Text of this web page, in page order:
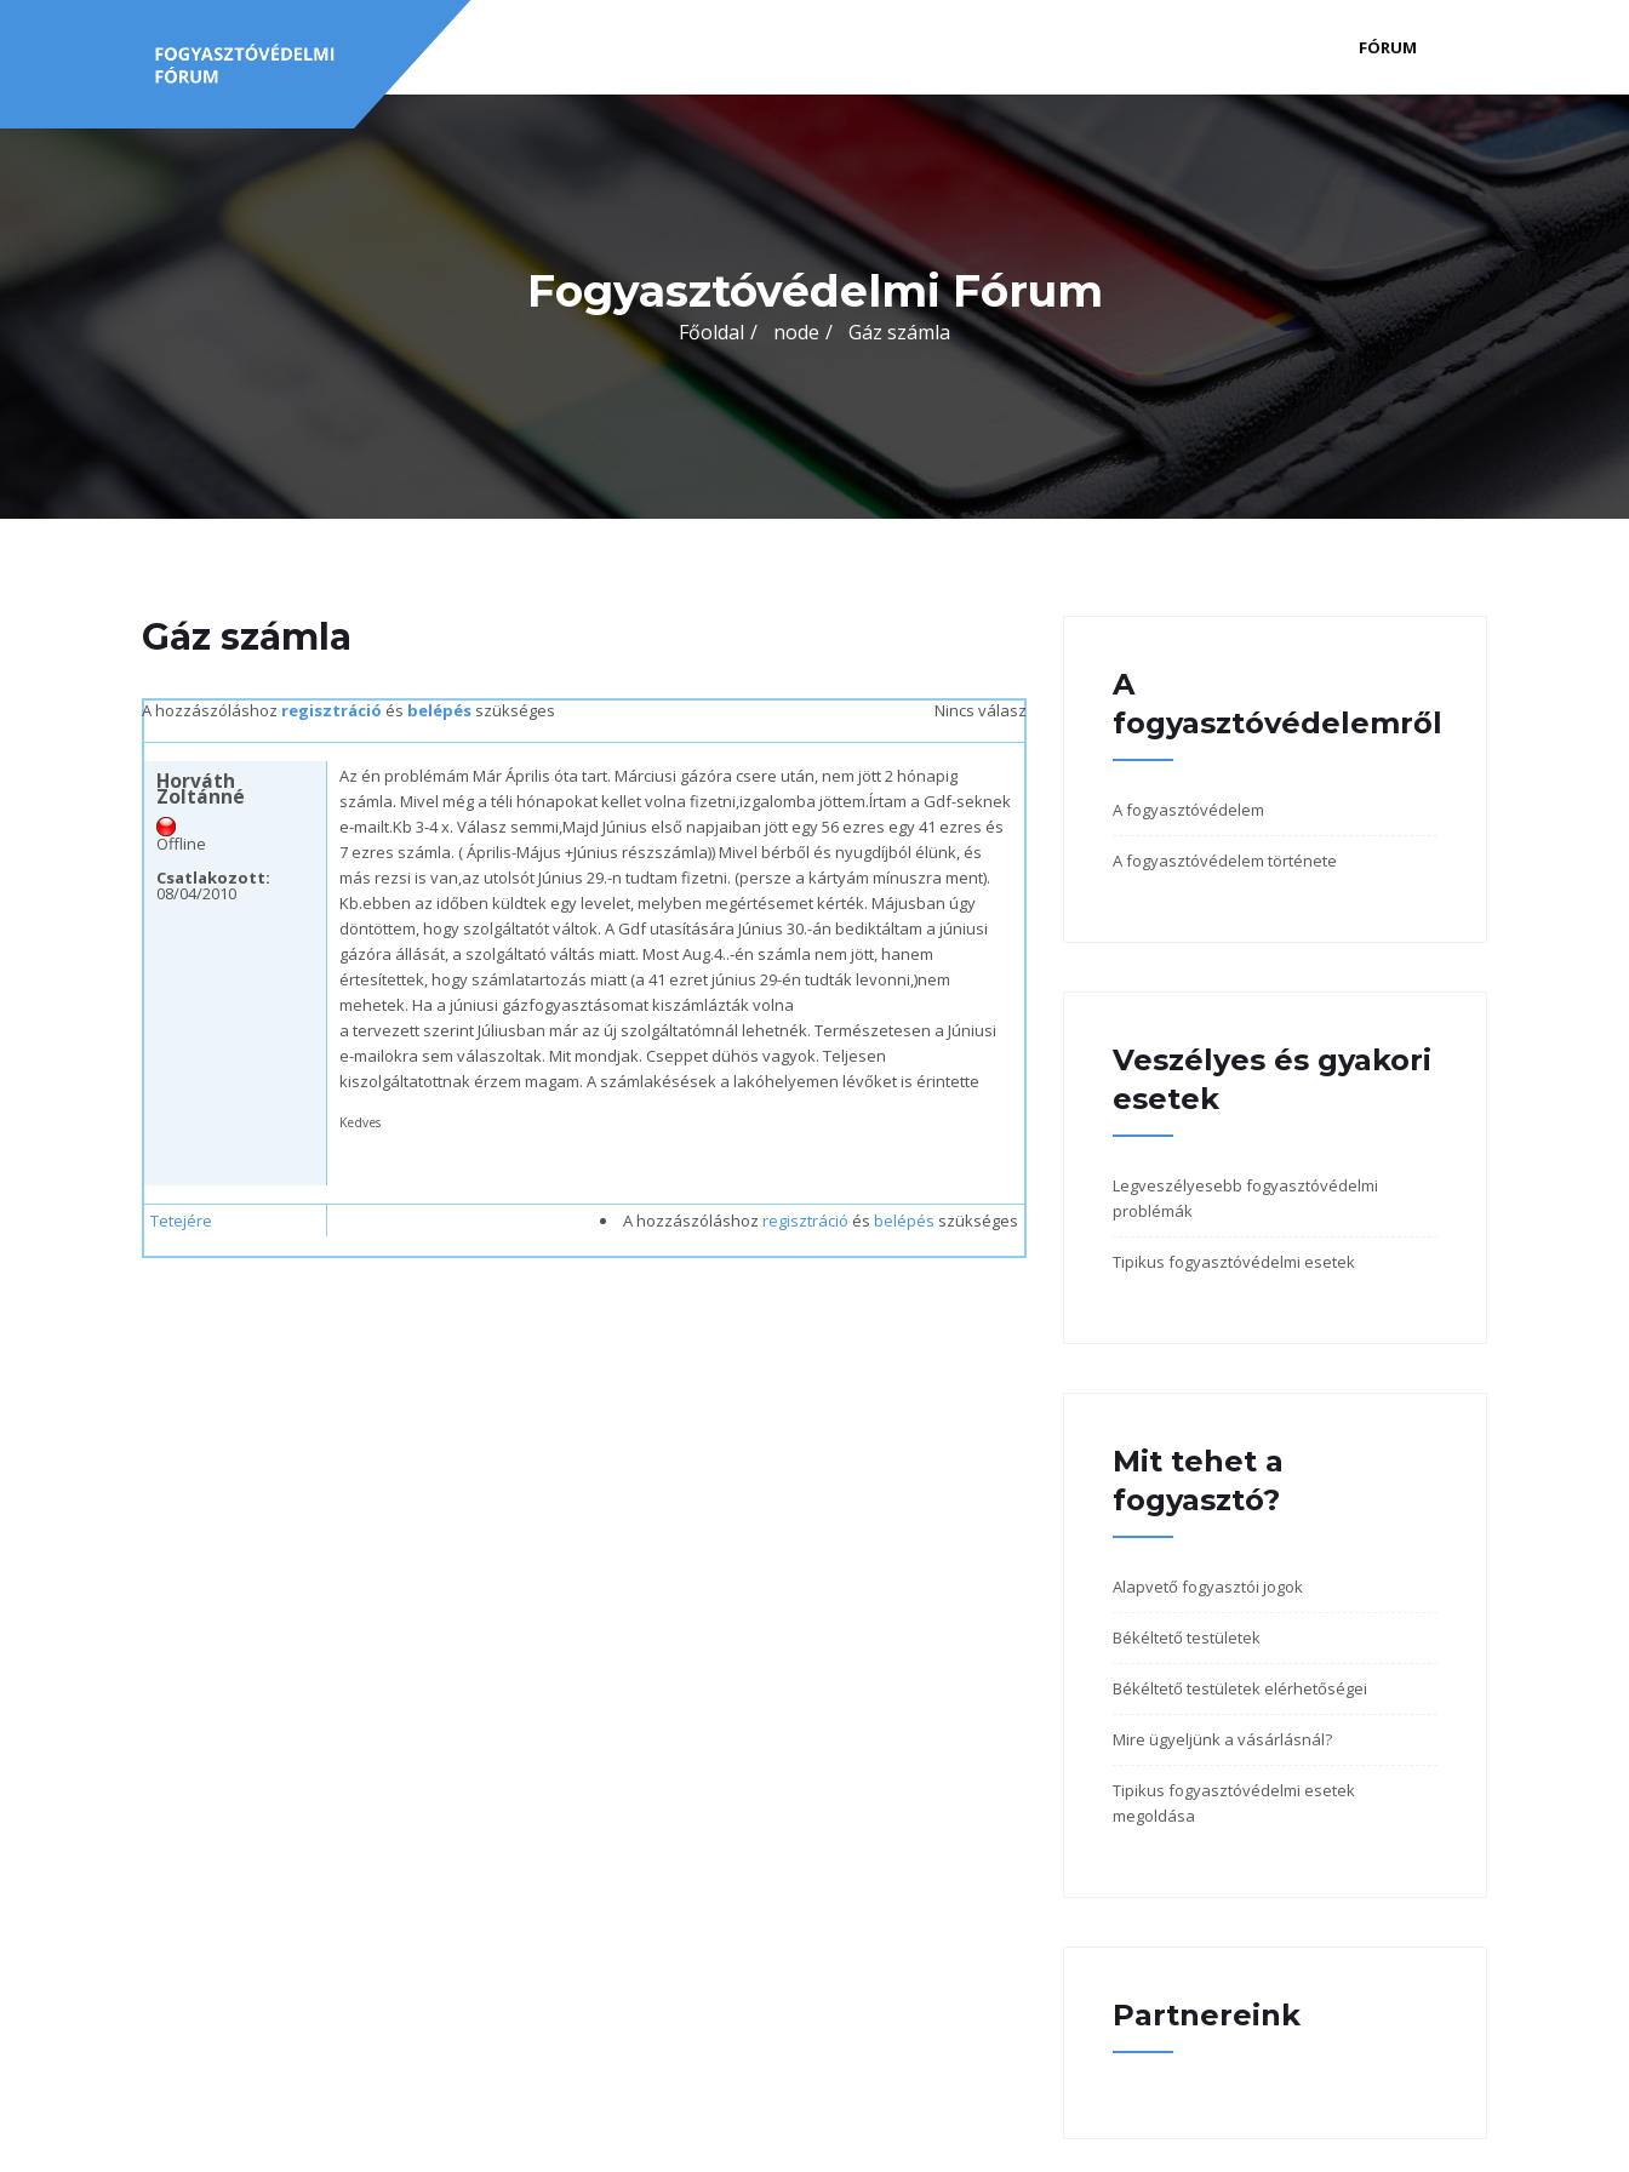
FÓRUM
Fogyasztóvédelmi Fórum
Főoldal node Gáz számla
Gáz számla
A hozzászóláshoz regisztráció és belépés szükséges Nincs válasz
Horváth
Zoltánné
Offline
Csatlakozott:
08/04/2010
Az én problémám Már Április óta tart. Márciusi gázóra csere után, nem jött 2 hónapig
számla. Mivel még a téli hónapokat kellet volna fizetni,izgalomba jöttem.Írtam a Gdf-seknek
e-mailt.Kb 3-4 x. Válasz semmi,Majd Június első napjaiban jött egy 56 ezres egy 41 ezres és
7 ezres számla. ( Április-Május +Június részszámla)) Mivel bérből és nyugdíjból élünk, és
más rezsi is van,az utolsót Június 29.-n tudtam fizetni. (persze a kártyám mínuszra ment).
Kb.ebben az időben küldtek egy levelet, melyben megértésemet kérték. Májusban úgy
döntöttem, hogy szolgáltatót váltok. A Gdf utasítására Június 30.-án bediktáltam a júniusi
gázóra állását, a szolgáltató váltás miatt. Most Aug.4..-én számla nem jött, hanem
értesítettek, hogy számlatartozás miatt (a 41 ezret június 29-én tudták levonni,)nem
mehetek. Ha a júniusi gázfogyasztásomat kiszámlázták volna
a tervezett szerint Júliusban már az új szolgáltatómnál lehetnék. Természetesen a Júniusi
e-mailokra sem válaszoltak. Mit mondjak. Cseppet dühös vagyok. Teljesen
kiszolgáltatottnak érzem magam. A számlakésések a lakóhelyemen lévőket is érintette
Kedves
Tetejére A hozzászóláshoz regisztráció és belépés szükséges
A
fogyasztóvédelemről
A fogyasztóvédelem
A fogyasztóvédelem története
Veszélyes és gyakori
esetek
Legveszélyesebb fogyasztóvédelmi
problémák
Tipikus fogyasztóvédelmi esetek
Mit tehet a
fogyasztó?
Alapvető fogyasztói jogok
Békéltető testületek
Békéltető testületek elérhetőségei
Mire ügyeljünk a vásárlásnál?
Tipikus fogyasztóvédelmi esetek
megoldása
Partnereink